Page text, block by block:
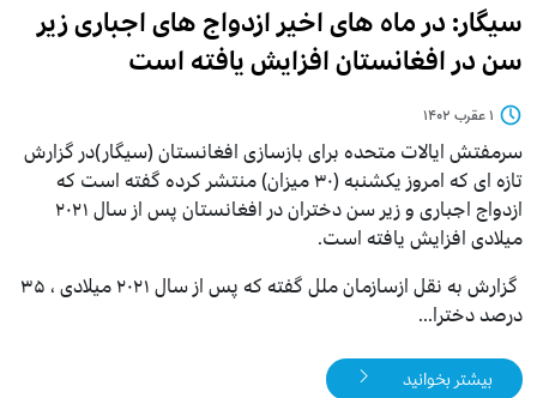
سیگار: در ماه های اخیر ازدواج های اجباری زیر
سن در افغانستان افزایش یافته است
۱ عقرب ۱۴۰۲
سرمفتش ایالات متحده برای بازسازی افغانستان (سیگار)در گزارش
تازه ای که امروز یکشنبه (۳۰ میزان) منتشر کرده گفته است که
ازدواج اجباری و زیر سن دختران در افغانستان پس از سال ۲۰۲۱
میلادی افزایش یافته است.
گزارش به نقل ازسازمان ملل گفته که پس از سال ۲۰۲۱ میلادی ، ۳۵
درصد دخترا...
بیشتر بخوانید